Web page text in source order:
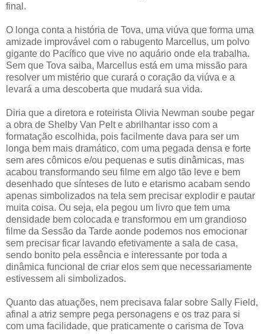
final.
O longa conta a história de Tova, uma viúva que forma uma
amizade improvável com o rabugento Marcellus, um polvo
gigante do Pacífico que vive no aquário onde ela trabalha.
Sem que Tova saiba, Marcellus está em uma missão para
resolver um mistério que curará o coração da viúva e a
levará a uma descoberta que mudará sua vida.
Diria que a diretora e roteirista Olivia Newman soube pegar
a obra de Shelby Van Pelt e abrilhantar isso com a
formatação escolhida, pois facilmente dava para ser um
longa bem mais dramático, com uma pegada densa e forte
sem ares cômicos e/ou pequenas e sutis dinâmicas, mas
acabou transformando seu filme em algo tão leve e bem
desenhado que sínteses de luto e etarismo acabam sendo
apenas simbolizados na tela sem precisar explodir e pautar
muita coisa. Ou seja, ela pegou um livro que tem uma
densidade bem colocada e transformou em um grandioso
filme da Sessão da Tarde aonde podemos nos emocionar
sem precisar ficar lavando efetivamente a sala de casa,
sendo bonito pela essência e interessante por toda a
dinâmica funcional de criar elos sem que necessariamente
estivessem ali simbolizados.
Quanto das atuações, nem precisava falar sobre Sally Field,
afinal a atriz sempre pega personagens e os traz para si
com uma facilidade, que praticamente o carisma de Tova